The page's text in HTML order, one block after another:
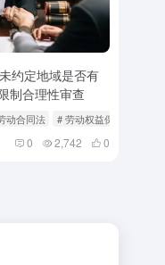
约定地域是否有
制合理性审查
动合同法 # 劳动权益保护
0 2,742 0